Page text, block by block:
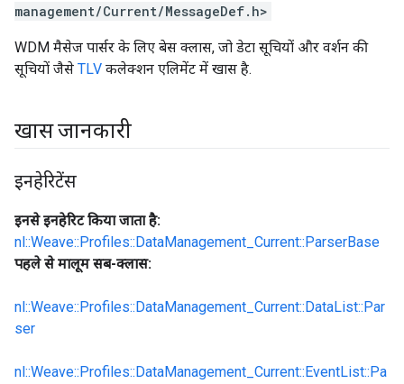
management/Current/MessageDef.h>
WDM मैसेज पार्सर के लिए बेस क्लास, जो डेटा सूचियों और वर्शन की
सूचियों जैसे TLV कलेक्शन एलिमेंट में खास है.
खास जानकारी
इनहेरिटेंस
इनसे इनहेरिट किया जाता है:
nl::Weave::Profiles::DataManagement_Current::ParserBase
पहले से मालूम सब-क्लास:
nl::Weave::Profiles::DataManagement_Current::DataList::Par
ser
nl::Weave::Profiles::DataManagement_Current::EventList::Pa